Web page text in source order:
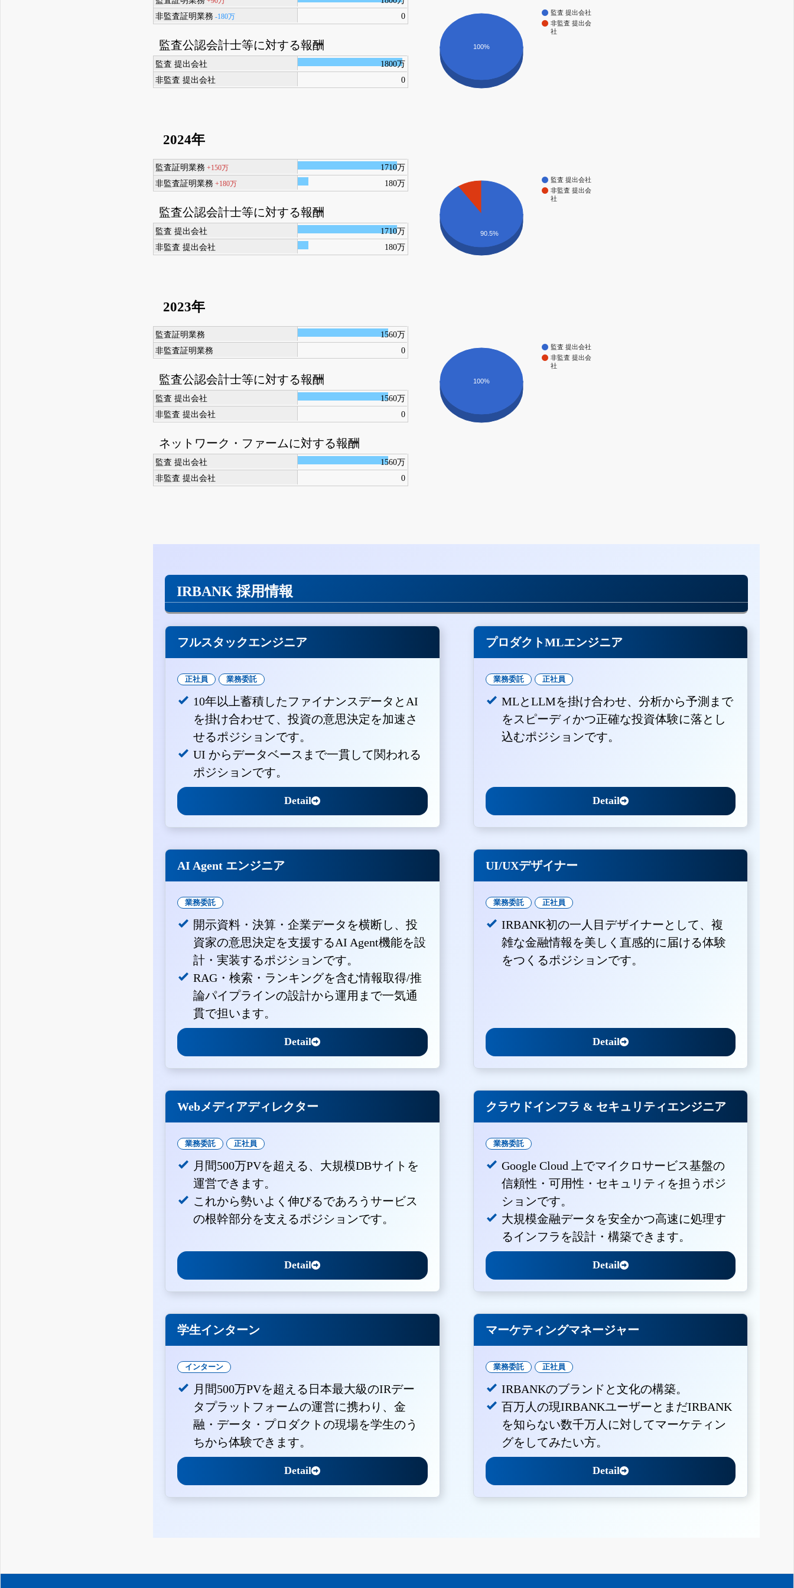
非監査証明業務-180万 0
監査公認会計士等に対する報酬
監査 提出会社
1800万
非監査 提出会社
0
監査 提出会社
非監査 提出会
社
100%
2024年
監査証明業務+150万
1710万
非監査証明業務+180万 180万
監査公認会計士等に対する報酬
監査 提出会社
1710万
非監査 提出会社
180万
監査 提出会社
非監査 提出会
社
90.5%
2023年
監査証明業務
1560万
非監査証明業務
0
監査公認会計士等に対する報酬
監査 提出会社
1560万
非監査 提出会社
0
ネットワーク・ファームに対する報酬
監査 提出会社
1560万
非監査 提出会社
0
監査 提出会社
非監査 提出会
社
100%
IRBANK 採用情報
フルスタックエンジニア
正社員 業務委託
10年以上蓄積したファイナンスデータとAI
を掛け合わせて、投資の意思決定を加速さ
せるポジションです。
UI からデータベースまで一貫して関われる
ポジションです。
Detail
プロダクトMLエンジニア
業務委託 正社員
MLとLLMを掛け合わせ、分析から予測まで
をスピーディかつ正確な投資体験に落とし
込むポジションです。
Detail
AI Agent エンジニア
業務委託
開示資料・決算・企業データを横断し、投
資家の意思決定を支援するAI Agent機能を設
計・実装するポジションです。
RAG・検索・ランキングを含む情報取得/推
論パイプラインの設計から運用まで一気通
貫で担います。
Detail
UI/UXデザイナー
業務委託 正社員
IRBANK初の一人目デザイナーとして、複
雑な金融情報を美しく直感的に届ける体験
をつくるポジションです。
Detail
Webメディアディレクター
業務委託 正社員
月間500万PVを超える、大規模DBサイトを
運営できます。
これから勢いよく伸びるであろうサービス
の根幹部分を支えるポジションです。
Detail
クラウドインフラ & セキュリティエンジニア
業務委託
Google Cloud 上でマイクロサービス基盤の
信頼性・可用性・セキュリティを担うポジ
ションです。
大規模金融データを安全かつ高速に処理す
るインフラを設計・構築できます。
Detail
学生インターン
インターン
月間500万PVを超える日本最大級のIRデー
タプラットフォームの運営に携わり、金
融・データ・プロダクトの現場を学生のう
ちから体験できます。
Detail
マーケティングマネージャー
業務委託 正社員
IRBANKのブランドと文化の構築。
百万人の現IRBANKユーザーとまだIRBANK
を知らない数千万人に対してマーケティン
グをしてみたい方。
Detail